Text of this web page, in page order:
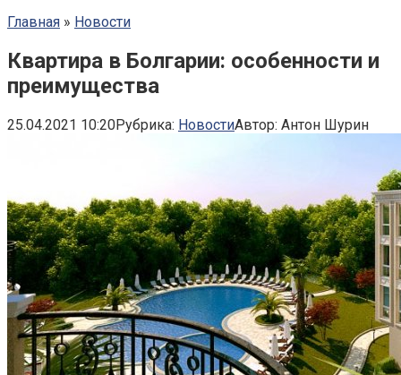
Главная » Новости
Квартира в Болгарии: особенности и
преимущества
25.04.2021 10:20Рубрика: НовостиАвтор: Антон Шурин